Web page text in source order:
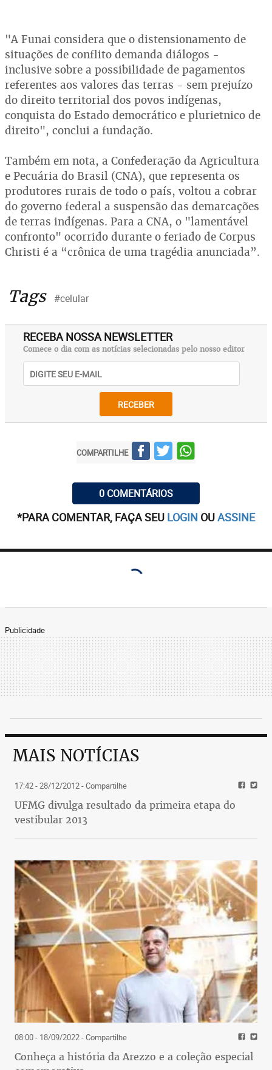
"A Funai considera que o distensionamento de
situações de conflito demanda diálogos -
inclusive sobre a possibilidade de pagamentos
referentes aos valores das terras - sem prejuízo
do direito territorial dos povos indígenas,
conquista do Estado democrático e plurietnico de
direito", conclui a fundação.
Também em nota, a Confederação da Agricultura
e Pecuária do Brasil (CNA), que representa os
produtores rurais de todo o país, voltou a cobrar
do governo federal a suspensão das demarcações
de terras indígenas. Para a CNA, o "lamentável
confronto" ocorrido durante o feriado de Corpus
Christi é a “crônica de uma tragédia anunciada”.
Tags #celular
RECEBA NOSSA NEWSLETTER
Comece o dia com as notícias selecionadas pelo nosso editor
RECEBER
COMPARTILHE
0 COMENTÁRIOS
*PARA COMENTAR, FAÇA SEU LOGIN OUASSINE
Publicidade
MAIS NOTÍCIAS
17:42 - 28/12/2012- Compartilhe
UFMG divulga resultado da primeira etapa do
vestibular 2013
08:00 - 18/09/2022- Compartilhe
Conheça a história da Arezzo e a coleção especial